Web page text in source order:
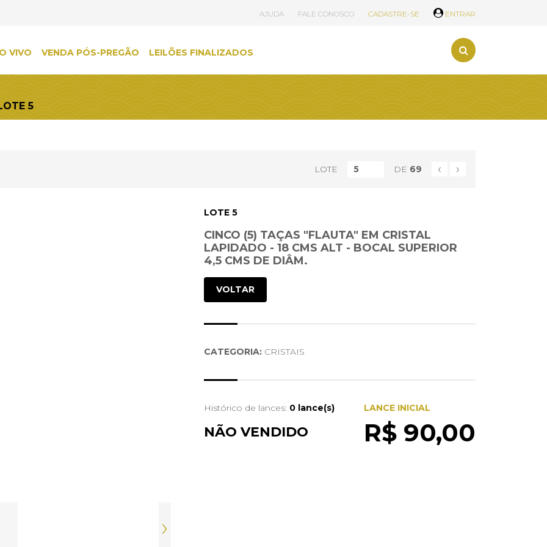
AJUDA FALE CONOSCO CADASTRE-SE ENTRAR
VIVO VENDA PÓS-PREGÃO LEILÕES FINALIZADOS
5
LOTE DE 69 ‹ ›
›
LOTE 5
CINCO (5) TAÇAS "FLAUTA" EM CRISTAL
LAPIDADO - 18 CMS ALT - BOCAL SUPERIOR
4,5 CMS DE DIÂM.
VOLTAR
CATEGORIA: CRISTAIS
Histórico de lances: 0 lance(s)
NÃO VENDIDO
LANCE INICIAL
R$ 90,00